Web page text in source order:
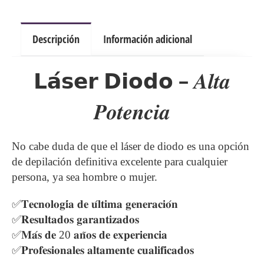
SESIONES
cantidad
Descripción Información adicional
𝗟𝗮́𝘀𝗲𝗿 𝗗𝗶𝗼𝗱𝗼 – 𝑨𝒍𝒕𝒂
𝑷𝒐𝒕𝒆𝒏𝒄𝒊𝒂
No cabe duda de que el láser de diodo es una opción
de depilación definitiva excelente para cualquier
persona, ya sea hombre o mujer.
✅𝐓𝐞𝐜𝐧𝐨𝐥𝐨𝐠𝐢́𝐚 𝐝𝐞 𝐮́𝐥𝐭𝐢𝐦𝐚 𝐠𝐞𝐧𝐞𝐫𝐚𝐜𝐢𝐨́𝐧
✅𝐑𝐞𝐬𝐮𝐥𝐭𝐚𝐝𝐨𝐬 𝐠𝐚𝐫𝐚𝐧𝐭𝐢𝐳𝐚𝐝𝐨𝐬
✅𝐌𝐚́𝐬 𝐝𝐞 20 𝐚𝐧̃𝐨𝐬 𝐝𝐞 𝐞𝐱𝐩𝐞𝐫𝐢𝐞𝐧𝐜𝐢𝐚
✅𝐏𝐫𝐨𝐟𝐞𝐬𝐢𝐨𝐧𝐚𝐥𝐞𝐬 𝐚𝐥𝐭𝐚𝐦𝐞𝐧𝐭𝐞 𝐜𝐮𝐚𝐥𝐢𝐟𝐢𝐜𝐚𝐝𝐨𝐬